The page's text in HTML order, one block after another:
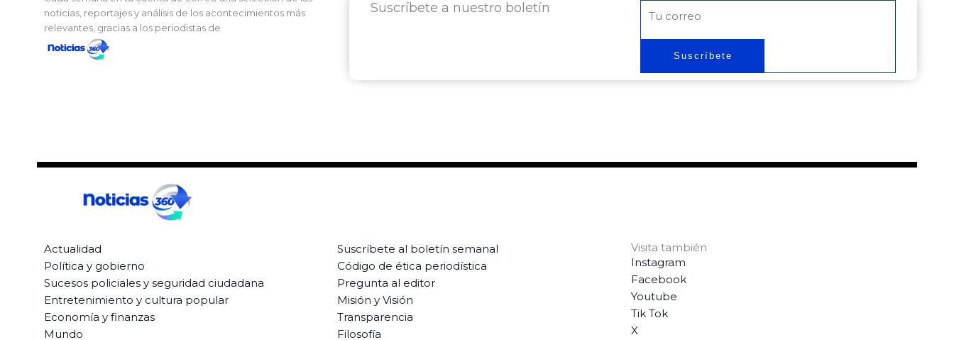
noticias, reportajes y análisis de los acontecimientos más
relevantes, gracias a los periodistas de
Suscríbete a nuestro boletín
Suscríbete
Actualidad
Política y gobierno
Sucesos policiales y seguridad ciudadana
Entretenimiento y cultura popular
Economía y finanzas
Mundo
Suscríbete al boletín semanal
Código de ética periodística
Pregunta al editor
Misión y Visión
Transparencia
Filosofía
Visita también
Instagram
Facebook
Youtube
Tik Tok
X